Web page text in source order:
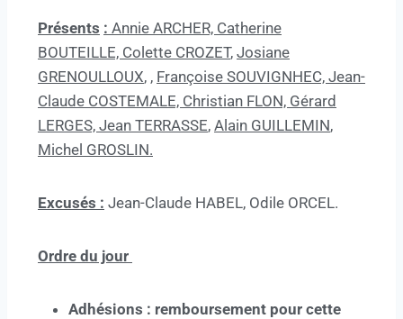
Présents : Annie ARCHER, Catherine
BOUTEILLE, Colette CROZET, Josiane
GRENOULLOUX, , Françoise SOUVIGNHEC, Jean-
Claude COSTEMALE, Christian FLON, Gérard
LERGES, Jean TERRASSE, Alain GUILLEMIN,
Michel GROSLIN.
Excusés : Jean-Claude HABEL, Odile ORCEL.
Ordre du jour
Adhésions : remboursement pour cette